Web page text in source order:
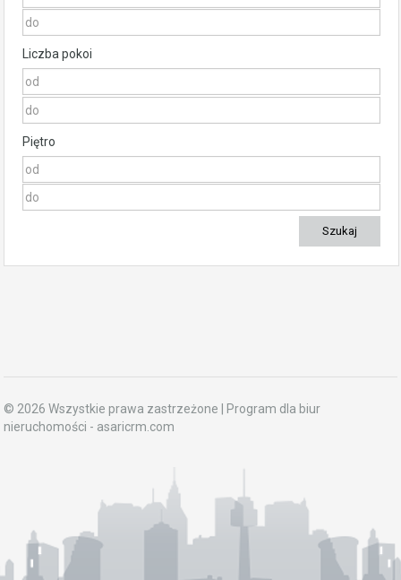
Liczba pokoi
Piętro
© 2026 Wszystkie prawa zastrzeżone | Program dla biur
nieruchomości - asaricrm.com